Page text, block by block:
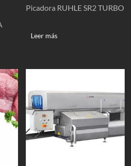
Picadora RUHLE SR2 TURBO
Leer más